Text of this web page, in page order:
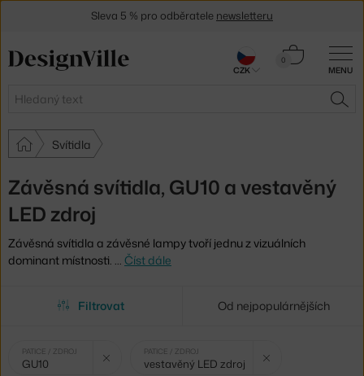
MENU
Hledat
0
Košík
Svítidla
Závěsná svítidla, GU10 a vestavěný
LED zdroj
Závěsná svítidla a závěsné lampy tvoří jednu z vizuálních
dominant místnosti. … Číst dále
Filtrovat Od nejpopulárnějších
Vybrané
filtry:
PATICE / ZDROJ
GU10
Zrušit filtr
PATICE / ZDROJ
vestavěný LED zdroj
Sleva 5 % pro odběratele newsletteru
CZK